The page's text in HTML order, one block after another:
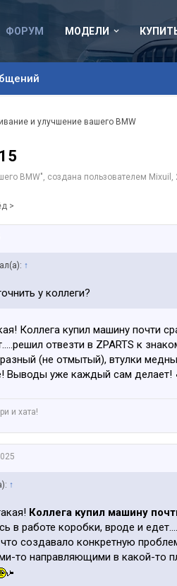
ФОРУМ МОДЕЛИ
и улучшение вашего BMW
BMW", создана пользователем Mixuil ,
>
↑
у коллеги?
Коллега купил машину почти
отвезти в ZPARTS к
(не отмытый), втулки
Выводы уже каждый сам делает!
и хата!
↑
Коллега купил машину
в работе коробки, вроде и
создавало конкретную
то направляющими в какой-то